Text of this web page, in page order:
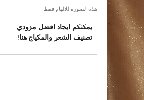
هذه الصورة للالهام فقط
يمكنكم ايجاد افضل مزودي
تصنيف الشعر والمكياج هنا!